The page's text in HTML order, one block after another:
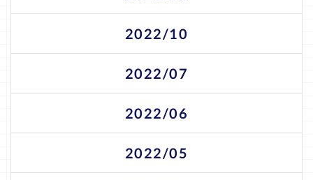
2022/10
2022/07
2022/06
2022/05